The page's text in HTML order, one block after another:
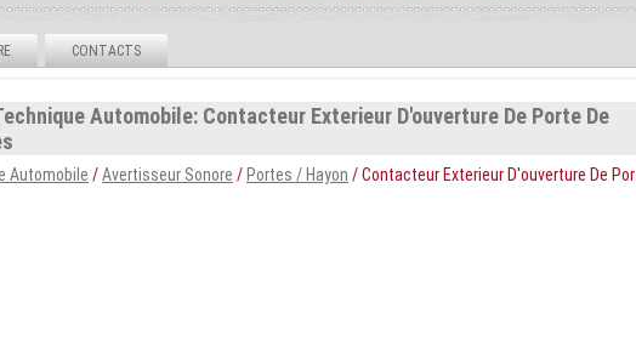
CONTACTS
Automobile: Contacteur Exterieur D'ouverture De Porte De
Automobile /Avertisseur Sonore / Portes / Hayon / Contacteur Exterieur D'ouverture De